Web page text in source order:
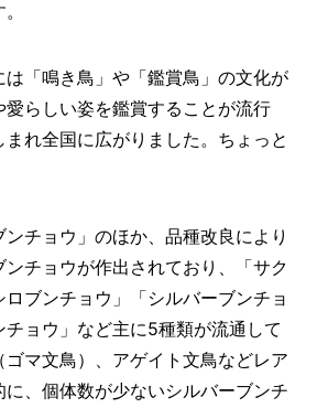
は「鳴き鳥」や「鑑賞鳥」の文化が
愛らしい姿を鑑賞することが流行
まれ全国に広がりました。ちょっと
チョウ」のほか、品種改良により
チョウが作出されており、「サク
ブンチョウ」「シルバーブンチョ
チョウ」など主に5種類が流通して
マ文鳥）、アゲイト文鳥などレア
、個体数が少ないシルバーブンチ